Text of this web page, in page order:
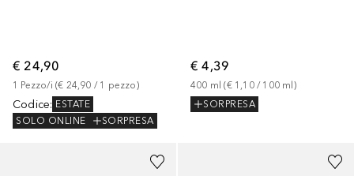
€ 24,90
1 Pezzo/i (€ 24,90 / 1 pezzo)
Codice: ESTATE
SOLO ONLINE
SORPRESA
€ 4,39
400 ml (€ 1,10 / 100 ml )
SORPRESA